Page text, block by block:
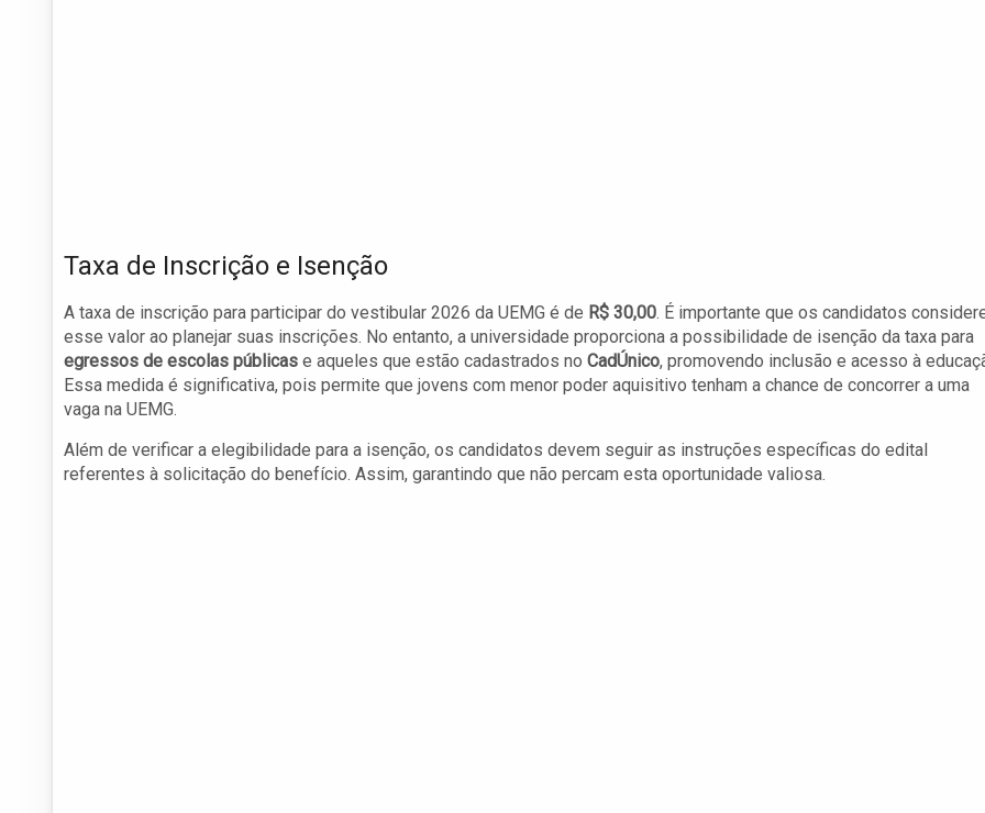
Taxa de Inscrição e Isenção
A taxa de inscrição para participar do vestibular 2026 da UEMG é de R$ 30,00. É importante que os candidatos
esse valor ao planejar suas inscrições. No entanto, a universidade proporciona a possibilidade de isenção da taxa para
egressos de escolas públicas e aqueles que estão cadastrados no CadÚnico, promovendo inclusão e acesso à
Essa medida é significativa, pois permite que jovens com menor poder aquisitivo tenham a chance de concorrer a uma
vaga na UEMG.
Além de verificar a elegibilidade para a isenção, os candidatos devem seguir as instruções específicas do edital
referentes à solicitação do benefício. Assim, garantindo que não percam esta oportunidade valiosa.